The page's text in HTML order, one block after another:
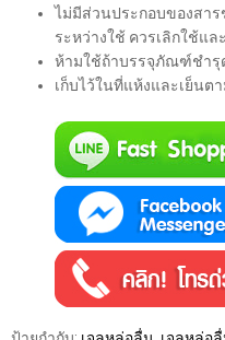
ไม่มีส่วนประกอบของสาร
ระหว่างใช้ ควรเลิกใช้แ
ห้ามใช้ถ้าบรรจุภัณฑ์ชำรุ
เก็บไว้ในที่แห้งและเย็นต